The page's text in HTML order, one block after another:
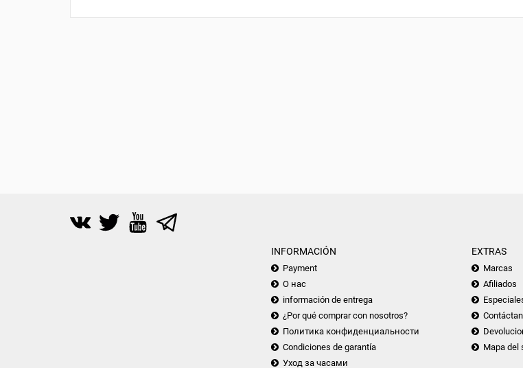
INFORMACIÓN
Payment
О нас
información de entrega
¿Por qué comprar con nosotros?
Политика конфиденциальности
Condiciones de garantía
Уход за часами
EXTRAS
Marcas
Afiliados
Mapa del